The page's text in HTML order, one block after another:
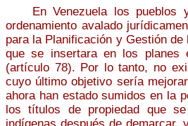
En Venezuela los pueblos y
ordenamiento avalado
para la Planificación y Gestión
que se insertara en los planes
(artículo 78). Por lo tanto, no
cuyo último objetivo sería
ahora han estado sumidos en la
los títulos de propiedad que